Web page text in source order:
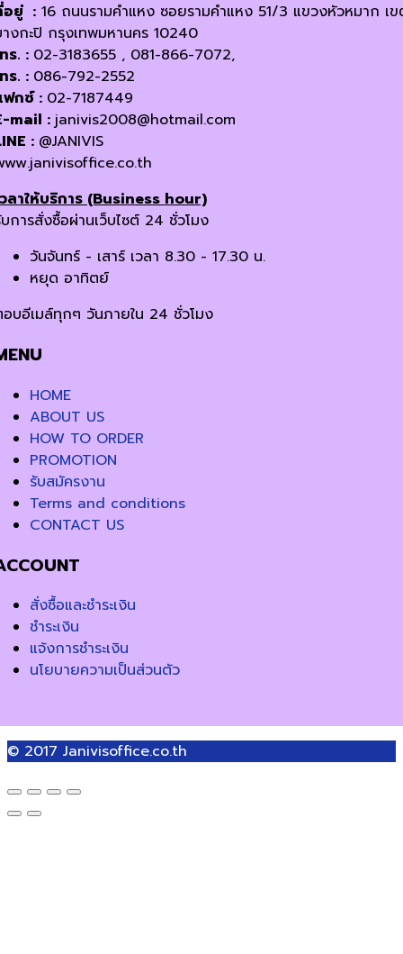
อยู่ : 16 ถนนรามคำแหง ซอยรามคำแหง 51/3 แขวงหัวหมาก เ
งกะปิ กรุงเทพมหานคร 10240
ร. : 02-3183655 , 081-866-7072,
ร. : 086-792-2552
กซ์ : 02-7187449
mail : janivis2008@hotmail.com
: @JANIVIS
ลาให้บริการ (Business hour)
การสั่งซื้อผ่านเว็บไซต์ 24 ชั่วโมง
วันจันทร์ - เสาร์ เวลา 8.30 - 17.30 น.
หยุด อาทิตย์
บอีเมล์ทุกๆ วันภายใน 24 ชั่วโมง
HOME
ABOUT US
HOW TO ORDER
PROMOTION
รับสมัครงาน
Terms and conditions
CONTACT US
สั่งซื้อและชำระเงิน
ชำระเงิน
แจ้งการชำระเงิน
นโยบายความเป็นส่วนตัว
© 2017 Janivisoffice.co.th